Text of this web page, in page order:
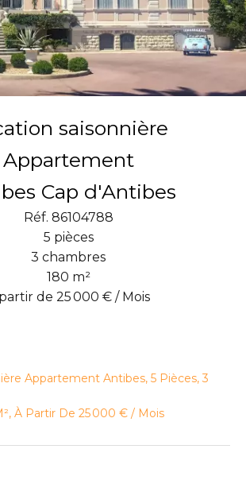
saisonnière
Appartement
Cap d'Antibes
Réf. 86104788
5 pièces
3 chambres
180 m²
de 25 000 € / Mois
Appartement Antibes, 5 Pièces, 3
À Partir De 25 000 € / Mois